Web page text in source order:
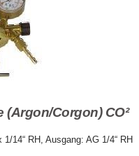
Corgon) CO²
14“ RH, Ausgang: AG 1/4“ RH